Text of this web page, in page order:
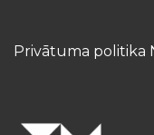
Privātuma politika